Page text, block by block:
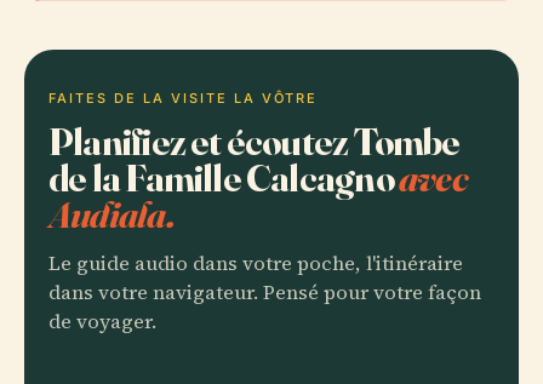
FAITES DE LA VISITE LA VÔTRE
Planifiez et écoutez Tombe
de la Famille Calcagnoavec
Audiala.
Le guide audio dans votre poche, l'itinéraire
dans votre navigateur. Pensé pour votre façon
de voyager.